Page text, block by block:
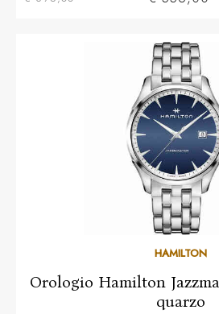
HAMILTON
Orologio Hamilton
quarzo